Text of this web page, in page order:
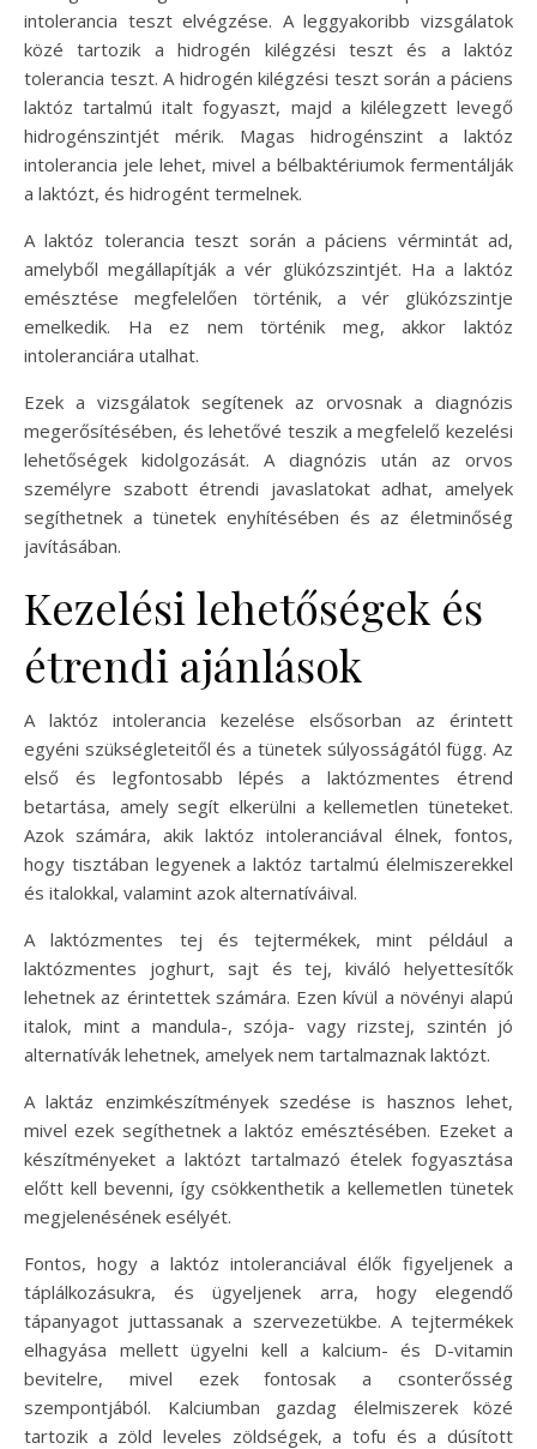
intolerancia teszt elvégzése. A leggyakoribb vizsgálatok
közé tartozik a hidrogén kilégzési teszt és a laktóz
tolerancia teszt. A hidrogén kilégzési teszt során a páciens
laktóz tartalmú italt fogyaszt, majd a kilélegzett levegő
hidrogénszintjét mérik. Magas hidrogénszint a laktóz
intolerancia jele lehet, mivel a bélbaktériumok fermentálják
a laktózt, és hidrogént termelnek.
A laktóz tolerancia teszt során a páciens vérmintát ad,
amelyből megállapítják a vér glükózszintjét. Ha a laktóz
emésztése megfelelően történik, a vér glükózszintje
emelkedik. Ha ez nem történik meg, akkor laktóz
intoleranciára utalhat.
Ezek a vizsgálatok segítenek az orvosnak a diagnózis
megerősítésében, és lehetővé teszik a megfelelő kezelési
lehetőségek kidolgozását. A diagnózis után az orvos
személyre szabott étrendi javaslatokat adhat, amelyek
segíthetnek a tünetek enyhítésében és az életminőség
javításában.
Kezelési lehetőségek és
étrendi ajánlások
A laktóz intolerancia kezelése elsősorban az érintett
egyéni szükségleteitől és a tünetek súlyosságától függ. Az
első és legfontosabb lépés a laktózmentes étrend
betartása, amely segít elkerülni a kellemetlen tüneteket.
Azok számára, akik laktóz intoleranciával élnek, fontos,
hogy tisztában legyenek a laktóz tartalmú élelmiszerekkel
és italokkal, valamint azok alternatíváival.
A laktózmentes tej és tejtermékek, mint például a
laktózmentes joghurt, sajt és tej, kiváló helyettesítők
lehetnek az érintettek számára. Ezen kívül a növényi alapú
italok, mint a mandula-, szója- vagy rizstej, szintén jó
alternatívák lehetnek, amelyek nem tartalmaznak laktózt.
A laktáz enzimkészítmények szedése is hasznos lehet,
mivel ezek segíthetnek a laktóz emésztésében. Ezeket a
készítményeket a laktózt tartalmazó ételek fogyasztása
előtt kell bevenni, így csökkenthetik a kellemetlen tünetek
megjelenésének esélyét.
Fontos, hogy a laktóz intoleranciával élők figyeljenek a
táplálkozásukra, és ügyeljenek arra, hogy elegendő
tápanyagot juttassanak a szervezetükbe. A tejtermékek
elhagyása mellett ügyelni kell a kalcium- és D-vitamin
bevitelre, mivel ezek fontosak a csonterősség
szempontjából. Kalciumban gazdag élelmiszerek közé
tartozik a zöld leveles zöldségek, a tofu és a dúsított